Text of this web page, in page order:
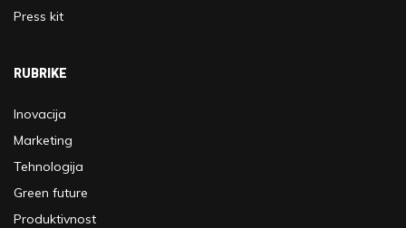
Press kit
RUBRIKE
Inovacija
Marketing
Tehnologija
Green future
Produktivnost